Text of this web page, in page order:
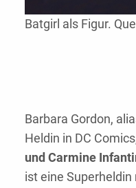
Batgirl als Figur.
Barbara Gordon,
Heldin in DC
und Carmine
ist eine Superheldin